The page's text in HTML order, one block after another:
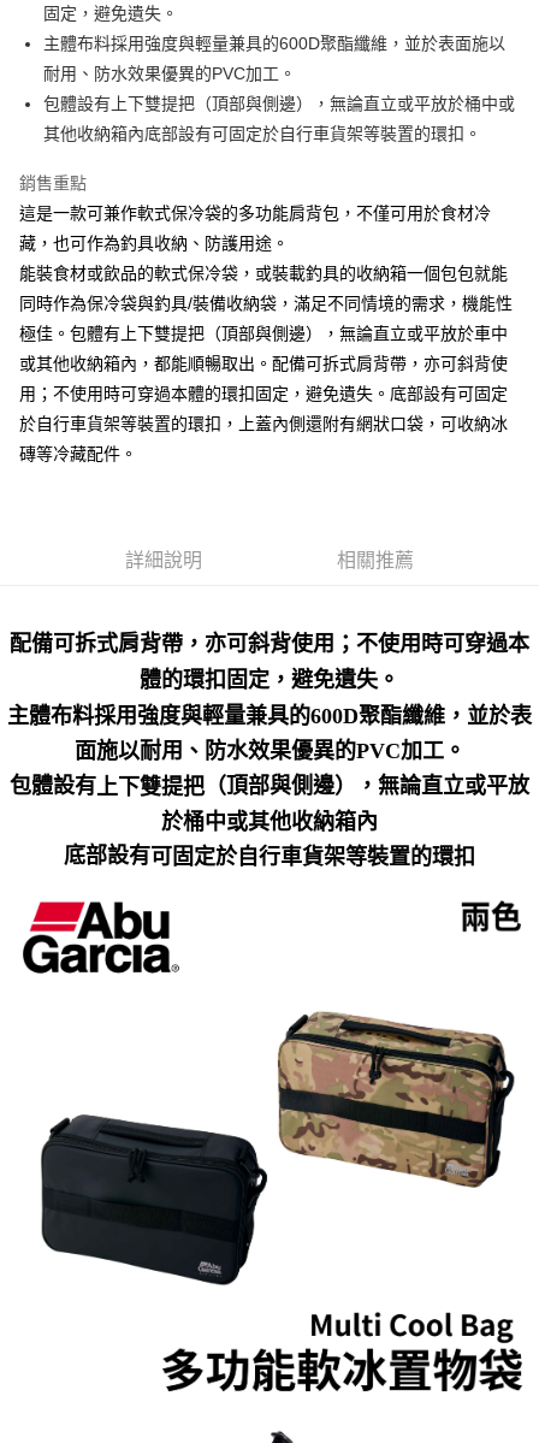
上海商業儲蓄銀行
國泰世華商業銀行
兆豐國際商業銀行
臺灣中小企業銀行
匯豐（台灣）商業銀行
華泰商業銀行
聯邦商業銀行
遠東國際商業銀行
元大商業銀行
永豐商業銀行
台新國際商業銀行
台灣樂天信用卡公司
Apple Pay
街口支付
悠遊付
相關說明
【大哥付你分期使用說明】
2.付款方式選擇「大哥付你分期」，訂單成立後會自動跳轉到大哥付的交易
流程，驗證手機門號後，選擇欲分期的期數、繳款截止日，確認付款後即完
成交易。
3.實際核准額度、可分期數及費用金額請依後續交易確認頁面所載為準。
4.訂單成立30分鐘內，如未前往確認交易或遇審核未通過，訂單將自動取
消。如遇「轉專審核」未通過狀況，表示未達大哥付你分期系統評分，恕無
【繳款方式說明】
1.分期款項不併入電信帳單，「大哥付你分期」於每月結算日後寄送繳費提
醒簡訊。
2.透過簡訊連結打開帳單後，可選擇「超商條碼／台灣大直營門市／銀行轉
1.本服務係由「台灣大哥大股份有限公司」（以下簡稱本公司）所提供，讓
資料（包含姓名、電話或地址）提供予台灣大哥大進項蒐集、處理及利用，
3.完整用戶服務條款，請詳閱以下連結： https://oppay.tw/userRule
AFTEE先享後付
相關說明
【關於「AFTEE先享後付」】
AFTEE先享後付是「在收到商品之後才付款」的支付方式。 讓您購物簡單
便利好安心！
１．簡單：不需註冊會員、不需綁卡、不需儲值。
２．便利：只要手機號碼，簡訊認證，即可結帳。
３．安心：先確認商品／服務後，再付款。
【「AFTEE先享後付」結帳流程】
１．於結帳方式選擇「AFTEE先享後付」後，將跳轉至「AFTEE先享後付」
※ 請注意：結帳手續完成當下不需立刻繳費，但若您需要取消訂單，請聯絡
※ 交易是否成功請以「AFTEE先享後付 」之結帳頁面顯示為準，若有關於
是否繳費成功／繳費後需取消欲退款等相關疑問，請聯繫「AFTEE先享後付
https://netprotections.freshdesk.com/support/home
【注意事項】
１．透過由恩沛科技股份有限公司提供之「AFTEE先享後付」服務完成之交
易，需依本服務之必要範圍內提供個人資料，並將交易相關給付款項請求債
權轉讓予恩沛科技股份有限公司。
２．關於個人資料處理事宜，請瀏覽以下網址：
https://aftee.tw/terms/#terms3
３．未成年的使用者請事先徵得法定代理人或監護人之同意方可使用
「AFTEE先享後付」，若未經同意申辦者引起之損失，本公司不負相關責
４．使用「AFTEE先享後付」時，將依據個別帳號之用戶狀況，依本公司即
時審查核予不同之上限額度；若仍有額度不足之情形，本公司將視審查結果
請求用戶進行身份認證。
５．嚴禁一人註冊多個帳號或使用他人資訊註冊。若發現惡意使用之情形，
ATM付款
貨到付款
運送方式
全家取貨付款
每筆NT$60，滿NT$1,200(含以上)免運費
每筆NT$60，滿NT$1,200(含以上)免運費
每筆NT$60，滿NT$1,200(含以上)免運費
一般宅配（門市自取請勿下單，請聯繫客服）
每筆NT$100，滿NT$2,000(含以上)免運費
每筆NT$200，滿NT$2,000(含以上)免運費
貨到付款（門市自取請勿下單，請聯繫客服）
每筆NT$200，滿NT$3,000(含以上)免運費
固定，避免遺失。
主體布料採用強度與輕量兼具的600D聚酯纖維，並於表面施以
耐用、防水效果優異的PVC加工。
包體設有上下雙提把（頂部與側邊），無論直立或平放於桶中或
其他收納箱內底部設有可固定於自行車貨架等裝置的環扣。
銷售重點
這是一款可兼作軟式保冷袋的多功能肩背包，不僅可用於食材冷
藏，也可作為釣具收納、防護用途。
能裝食材或飲品的軟式保冷袋，或裝載釣具的收納箱一個包包就能
同時作為保冷袋與釣具/裝備收納袋，滿足不同情境的需求，機能性
極佳。包體有上下雙提把（頂部與側邊），無論直立或平放於車中
或其他收納箱內，都能順暢取出。配備可拆式肩背帶，亦可斜背使
用；不使用時可穿過本體的環扣固定，避免遺失。底部設有可固定
於自行車貨架等裝置的環扣，上蓋內側還附有網狀口袋，可收納冰
磚等冷藏配件。
詳細說明 相關推薦
配備可拆式肩背帶，亦可斜背使用；不使用時可穿過本
體的環扣固定，避免遺失。
主體布料採用強度與輕量兼具的600D聚酯纖維，並於表
面施以耐用、防水效果優異的PVC加工。
包體設有上下雙提把（頂部與側邊），無論直立或平放
於桶中或其他收納箱內
底部設有可固定於自行車貨架等裝置的環扣